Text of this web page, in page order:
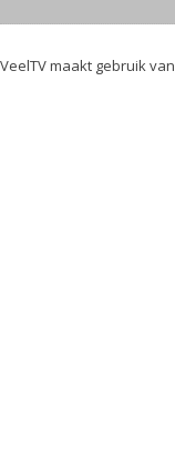
VeelTV maakt gebruik van